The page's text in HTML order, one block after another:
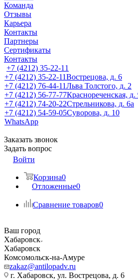
Команда
Отзывы
Карьера
Контакты
Партнеры
Сертификаты
Контакты
+7 (4212) 35-22-11
+7 (4212) 35-22-11Вострецова, д. 6
+7 (4212) 76-44-11Льва Толстого, д. 2
+7 (4212) 56-77-77Краснореченская, д.
+7 (4212) 74-20-22Стрельникова, д. 6а
+7 (4212) 54-59-05Суворова, д. 10
WhatsApp
Заказать звонок
Задать вопрос
Войти
Корзина0
Отложенные0
Сравнение товаров0
Ваш город
Хабаровск
Хабаровск
Комсомольск-на-Амуре
zakaz@antilopadv.ru
г. Хабаровск, ул. Вострецова, д. 6